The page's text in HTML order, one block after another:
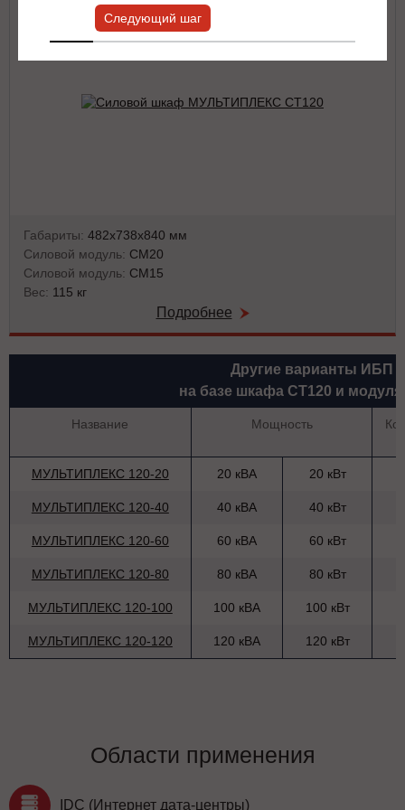
Габариты: 482х738х840 мм
Силовой модуль: СМ20
Силовой модуль: СМ15
Вес: 115 кг
Подробнее
Другие варианты ИБП
на базе шкафа СТ120 и
Название Мощность
МУЛЬТИПЛЕКС 120-20 20 кВА 20 кВт
МУЛЬТИПЛЕКС 120-40 40 кВА 40 кВт
МУЛЬТИПЛЕКС 120-60 60 кВА 60 кВт
МУЛЬТИПЛЕКС 120-80 80 кВА 80 кВт
МУЛЬТИПЛЕКС 120-100 100 кВА 100 кВт
МУЛЬТИПЛЕКС 120-120 120 кВА 120 кВт
Области применения
IDC (Интернет дата-центры)
Следующий шаг